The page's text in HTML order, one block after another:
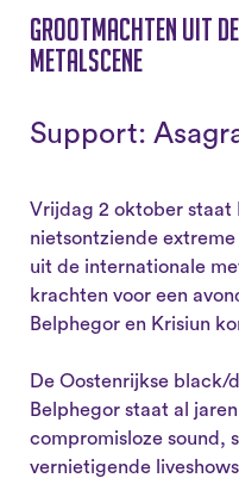
Grootmachten uit
metalscene
Support:
Vrijdag 2 oktober staat
nietsontziende
uit de internationale
krachten voor een
Belphegor en Krisiun
De Oostenrijkse black/
Belphegor staat al
compromisloze sound,
vernietigende